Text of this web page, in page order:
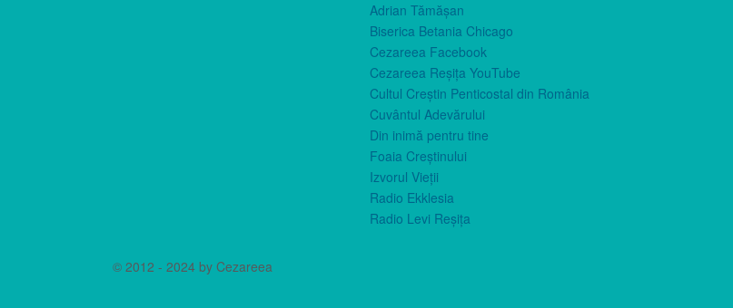
Adrian Tămăşan
Biserica Betania Chicago
Cezareea Facebook
Cezareea Reşiţa YouTube
Cultul Creştin Penticostal din România
Cuvântul Adevărului
Din inimă pentru tine
Foaia Creştinului
Izvorul Vieţii
Radio Ekklesia
Radio Levi Reşiţa
© 2012 - 2024 by Cezareea